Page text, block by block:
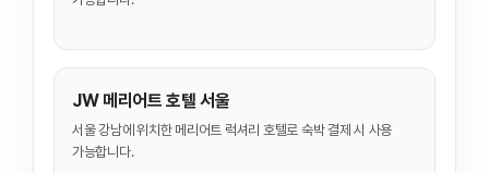
JW 메리어트 호텔 서울
서울 강남에 위치한 메리어트 럭셔리 호텔로 숙박 결제 시 사용
가능합니다.